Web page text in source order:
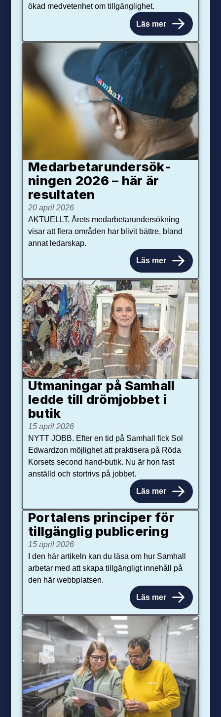
ökad medvetenhet om tillgänglighet.
Läs mer
Medarbetar­under­sök­
ningen 2026 – här är
resultaten
20 april 2026
AKTUELLT. Årets medarbetarundersökning
visar att flera områden har blivit bättre, bland
annat ledarskap.
Läs mer
Utmaningar på Sam­hall
ledde till dröm­jobbet i
butik
15 april 2026
NYTT JOBB. Efter en tid på Samhall fick Sol
Edwardzon möjlighet att praktisera på Röda
Korsets second hand-butik. Nu är hon fast
anställd och stortrivs på jobbet.
Läs mer
Portalens principer för
tillgänglig publicering
15 april 2026
I den här artikeln kan du läsa om hur Samhall
arbetar med att skapa tillgängligt innehåll på
den här webbplatsen.
Läs mer